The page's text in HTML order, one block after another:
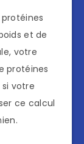
et de
votre
protéines
votre
ce calcul